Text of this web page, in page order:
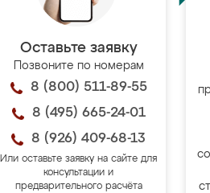
Оставьте заявку
Позвоните по номерам
8 (800) 511-89-55
8 (495) 665-24-01
8 (926) 409-68-13
Или оставьте заявку на сайте для
консультации и
предварительного расчёта